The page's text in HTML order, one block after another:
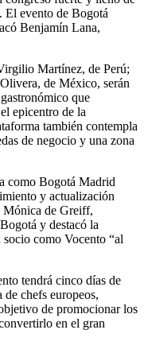
El evento de Bogotá
Benjamín Lana,
Martínez, de Perú;
de México, serán
que
epicentro de la
también contempla
de negocio y una zona
como Bogotá Madrid
y actualización
Mónica de Greiff,
y destacó la
como Vocento “al
tendrá cinco días de
de chefs europeos,
de promocionar los
en el gran